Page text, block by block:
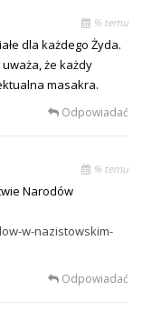
% temu
dla każdego Żyda.
że każdy
masakra.
Odpowiadać
% temu
Narodów
w-nazistowskim-
Odpowiadać